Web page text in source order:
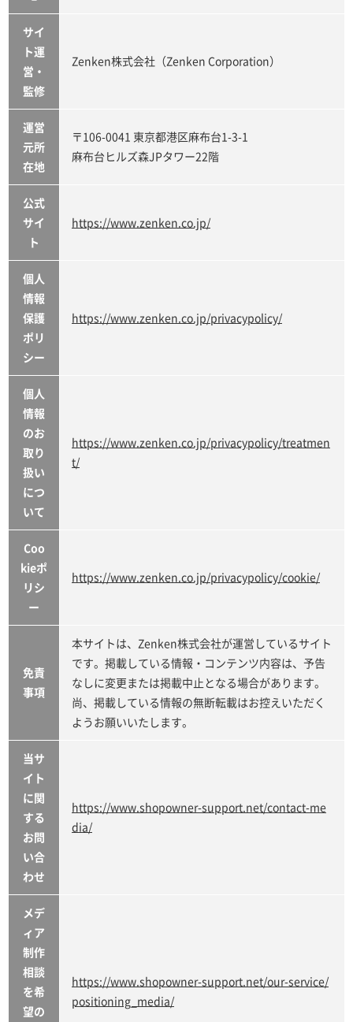
サイ
ト運
営・
監修
Zenken株式会社（Zenken Corporation）
運営
元所
在地
〒106-0041 東京都港区麻布台1-3-1
麻布台ヒルズ森JPタワー22階
公式
サイ
ト
https://www.zenken.co.jp/
個人
情報
保護
ポリ
シー
https://www.zenken.co.jp/privacypolicy/
個人
情報
のお
取り
扱い
につ
いて
https://www.zenken.co.jp/privacypolicy/treatmen
t/
Coo
kieポ
リシ
ー
https://www.zenken.co.jp/privacypolicy/cookie/
免責
事項
本サイトは、Zenken株式会社が運営しているサイト
です。掲載している情報・コンテンツ内容は、予告
なしに変更または掲載中止となる場合があります。
尚、掲載している情報の無断転載はお控えいただく
ようお願いいたします。
当サ
イト
に関
する
お問
い合
わせ
https://www.shopowner-support.net/contact-me
dia/
メデ
ィア
制作
相談
を希
望の
https://www.shopowner-support.net/our-service/
positioning_media/